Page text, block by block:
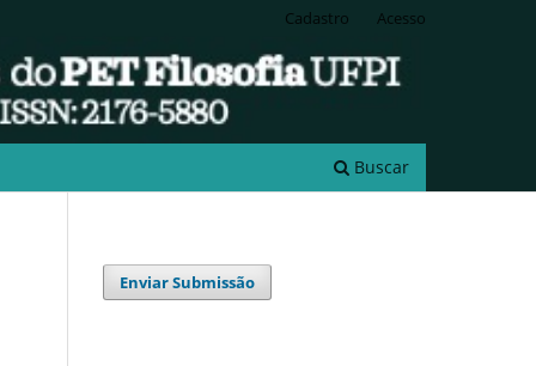
Buscar
Cadastro Acesso
Enviar Submissão